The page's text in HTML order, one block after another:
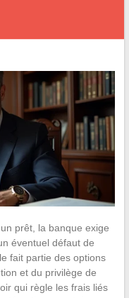
prêt, la banque exige
éventuel défaut de
fait partie des options
et du privilège de
qui règle les frais liés